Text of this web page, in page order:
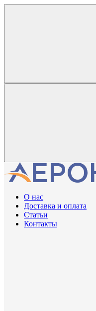
О нас
Доставка и оплата
Статьи
Контакты